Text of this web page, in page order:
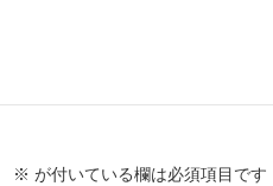
※ が付いている欄は必須項目です